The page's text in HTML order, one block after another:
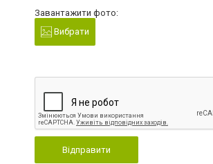
Завантажити фото:
Вибрати
Відправити